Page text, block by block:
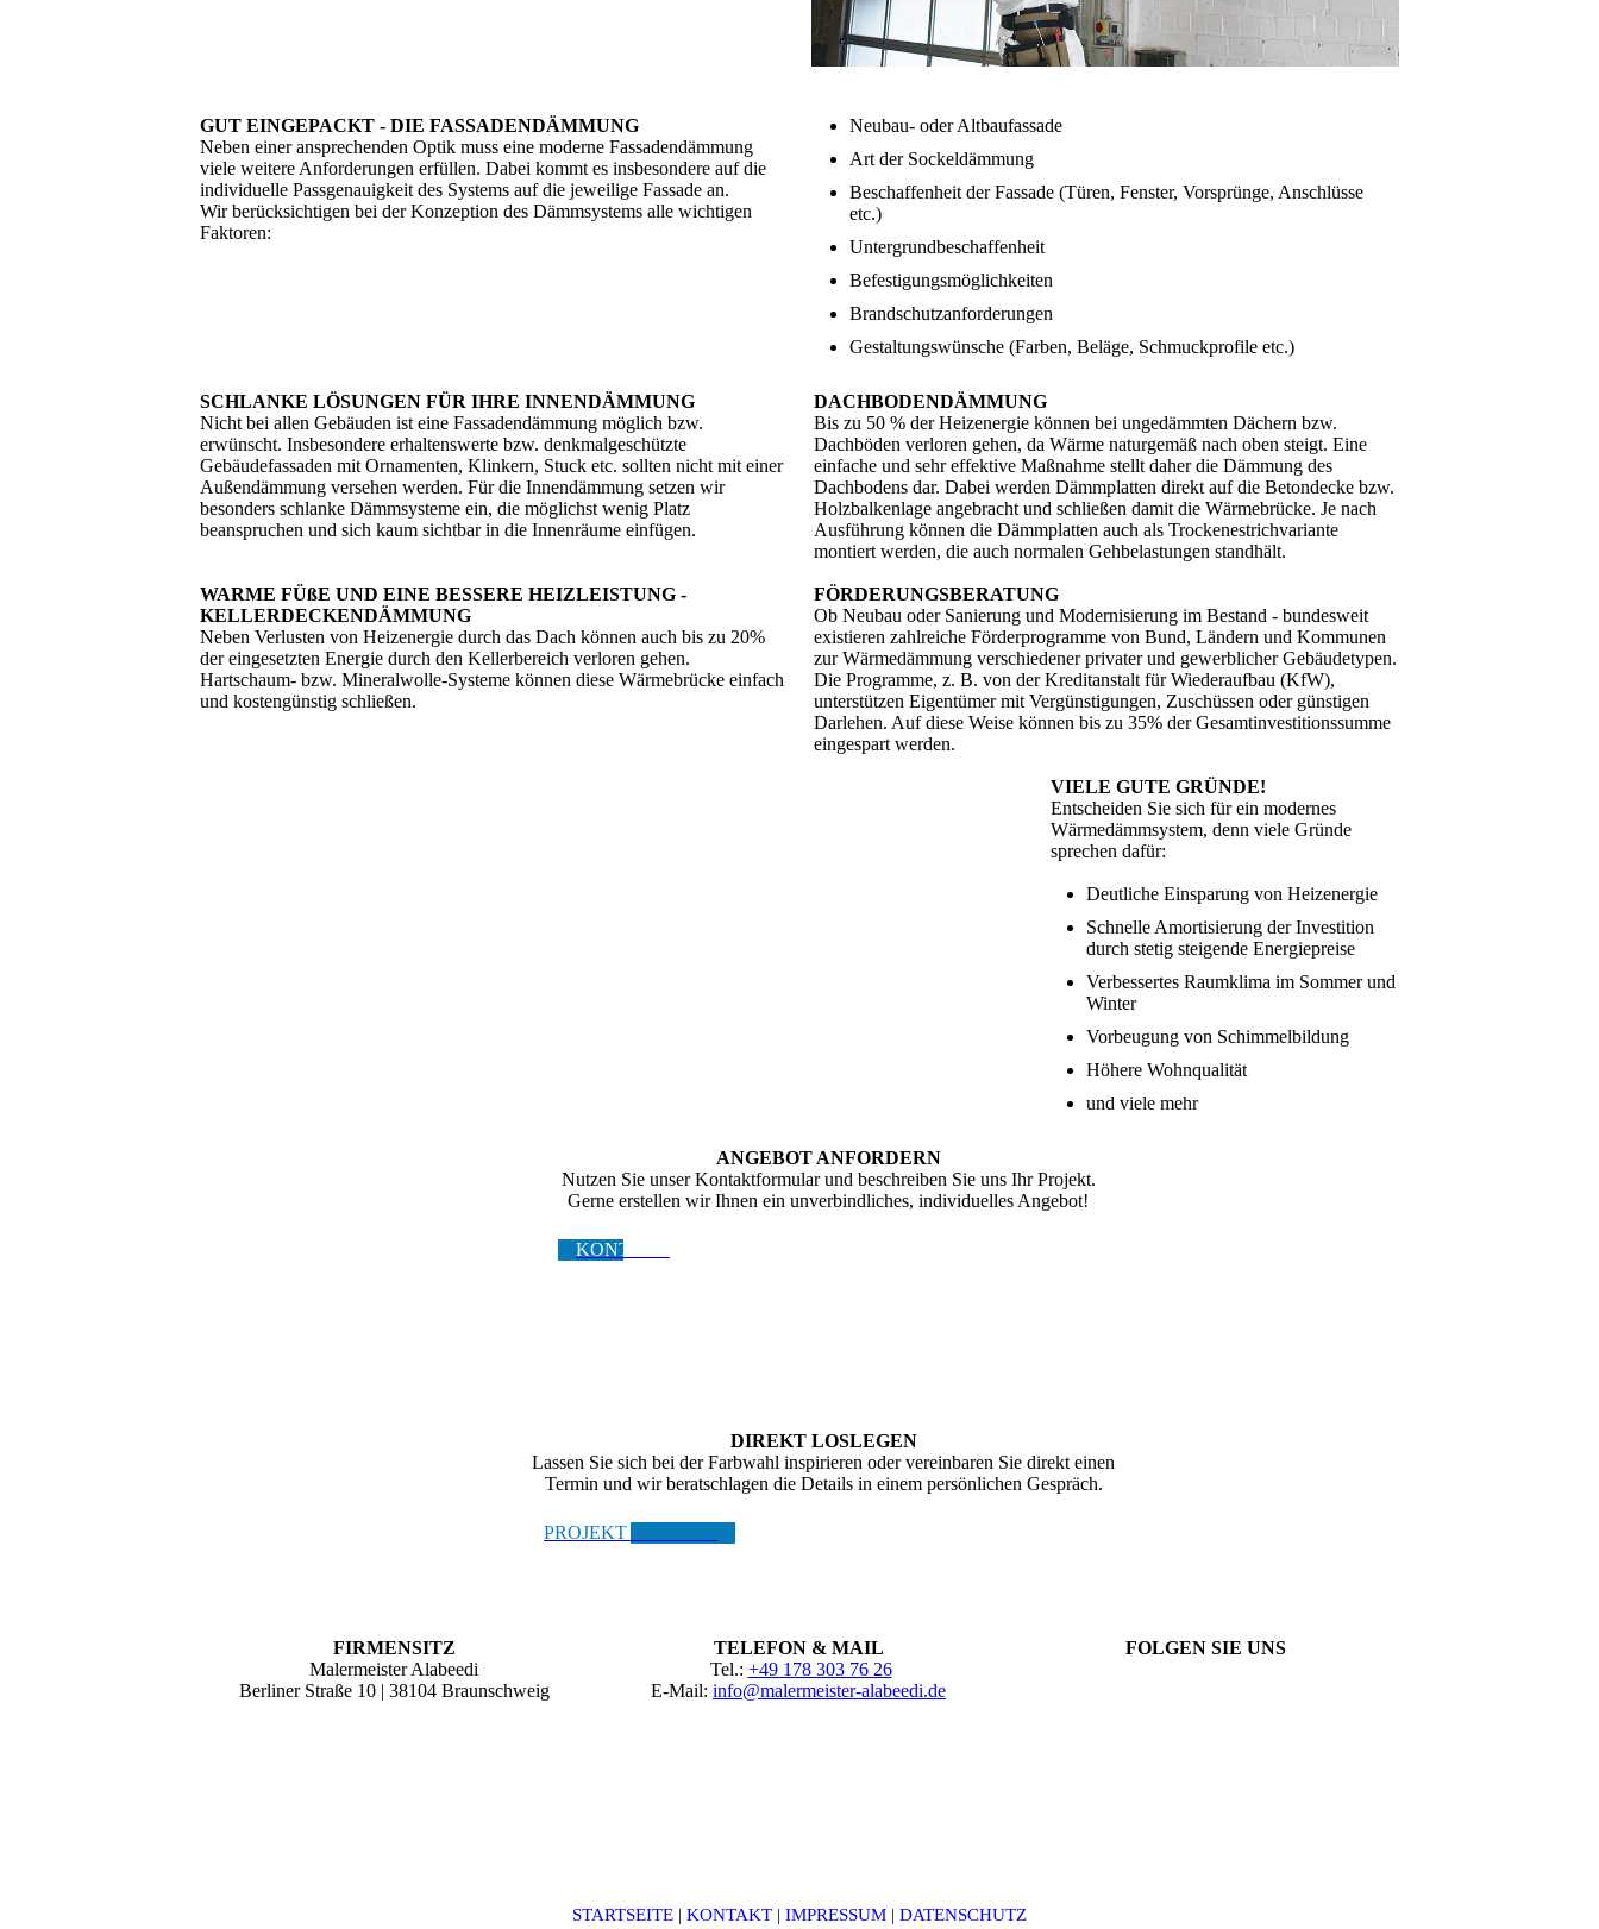
GUT EINGEPACKT - DIE FASSADENDÄMMUNG
Neben einer ansprechenden Optik muss eine moderne Fassadendämmung
viele weitere Anforderungen erfüllen. Dabei kommt es insbesondere auf die
individuelle Passgenauigkeit des Systems auf die jeweilige Fassade an.
Wir berücksichtigen bei der Konzeption des Dämmsystems alle wichtigen
Faktoren:
Neubau- oder Altbaufassade
Art der Sockeldämmung
Beschaffenheit der Fassade (Türen, Fenster, Vorsprünge, Anschlüsse
etc.)
Untergrundbeschaffenheit
Befestigungsmöglichkeiten
Brandschutzanforderungen
Gestaltungswünsche (Farben, Beläge, Schmuckprofile etc.)
SCHLANKE LÖSUNGEN FÜR IHRE INNENDÄMMUNG
Nicht bei allen Gebäuden ist eine Fassadendämmung möglich bzw.
erwünscht. Insbesondere erhaltenswerte bzw. denkmalgeschützte
Gebäudefassaden mit Ornamenten, Klinkern, Stuck etc. sollten nicht mit einer
Außendämmung versehen werden. Für die Innendämmung setzen wir
besonders schlanke Dämmsysteme ein, die möglichst wenig Platz
beanspruchen und sich kaum sichtbar in die Innenräume einfügen.
DACHBODENDÄMMUNG
Bis zu 50 % der Heizenergie können bei ungedämmten Dächern bzw.
Dachböden verloren gehen, da Wärme naturgemäß nach oben steigt. Eine
einfache und sehr effektive Maßnahme stellt daher die Dämmung des
Dachbodens dar. Dabei werden Dämmplatten direkt auf die Betondecke bzw.
Holzbalkenlage angebracht und schließen damit die Wärmebrücke. Je nach
Ausführung können die Dämmplatten auch als Trockenestrichvariante
montiert werden, die auch normalen Gehbelastungen standhält.
WARME FÜßE UND EINE BESSERE HEIZLEISTUNG -
KELLERDECKENDÄMMUNG
Neben Verlusten von Heizenergie durch das Dach können auch bis zu 20%
der eingesetzten Energie durch den Kellerbereich verloren gehen.
Hartschaum- bzw. Mineralwolle-Systeme können diese Wärmebrücke einfach
und kostengünstig schließen.
FÖRDERUNGSBERATUNG
Ob Neubau oder Sanierung und Modernisierung im Bestand - bundesweit
existieren zahlreiche Förderprogramme von Bund, Ländern und Kommunen
zur Wärmedämmung verschiedener privater und gewerblicher Gebäudetypen.
Die Programme, z. B. von der Kreditanstalt für Wiederaufbau (KfW),
unterstützen Eigentümer mit Vergünstigungen, Zuschüssen oder günstigen
Darlehen. Auf diese Weise können bis zu 35% der Gesamtinvestitionssumme
eingespart werden.
VIELE GUTE GRÜNDE!
Entscheiden Sie sich für ein modernes
Wärmedämmsystem, denn viele Gründe
sprechen dafür:
Deutliche Einsparung von Heizenergie
Schnelle Amortisierung der Investition
durch stetig steigende Energiepreise
Verbessertes Raumklima im Sommer und
Winter
Vorbeugung von Schimmelbildung
Höhere Wohnqualität
und viele mehr
ANGEBOT ANFORDERN
Nutzen Sie unser Kontaktformular und beschreiben Sie uns Ihr Projekt.
Gerne erstellen wir Ihnen ein unverbindliches, individuelles Angebot!
KONTAKT
DIREKT LOSLEGEN
Lassen Sie sich bei der Farbwahl inspirieren oder vereinbaren Sie direkt einen
Termin und wir beratschlagen die Details in einem persönlichen Gespräch.
PROJEKT STARTEN
FIRMENSITZ
Malermeister Alabeedi
Berliner Straße 10 | 38104 Braunschweig
TELEFON & MAIL
Tel.: +49 178 303 76 26
E-Mail: info@malermeister-alabeedi.de
FOLGEN SIE UNS
STARTSEITE | KONTAKT | IMPRESSUM | DATENSCHUTZ